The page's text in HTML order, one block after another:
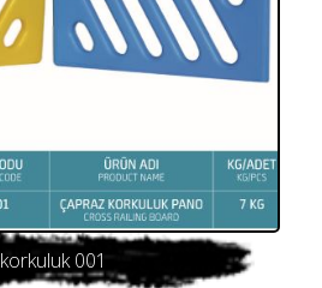
korkuluk 001